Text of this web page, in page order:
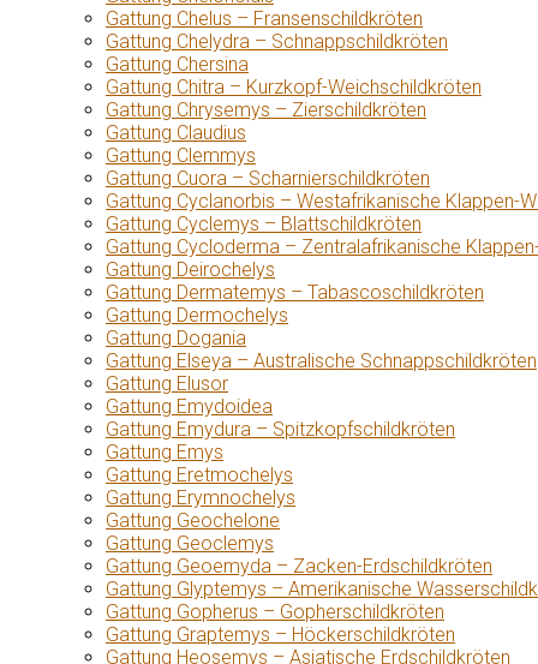
Gattung Chelus – Fransenschildkröten
Gattung Chelydra – Schnappschildkröten
Gattung Chersina
Gattung Chitra – Kurzkopf-Weichschildkröten
Gattung Chrysemys – Zierschildkröten
Gattung Claudius
Gattung Clemmys
Gattung Cuora – Scharnierschildkröten
Gattung Cyclanorbis – Westafrikanische Klappen-
Gattung Cyclemys – Blattschildkröten
Gattung Cycloderma – Zentralafrikanische
Gattung Deirochelys
Gattung Dermatemys – Tabascoschildkröten
Gattung Dermochelys
Gattung Dogania
Gattung Elseya – Australische Schnappschildkröten
Gattung Elusor
Gattung Emydoidea
Gattung Emydura – Spitzkopfschildkröten
Gattung Emys
Gattung Eretmochelys
Gattung Erymnochelys
Gattung Geochelone
Gattung Geoclemys
Gattung Geoemyda – Zacken-Erdschildkröten
Gattung Glyptemys – Amerikanische
Gattung Gopherus – Gopherschildkröten
Gattung Graptemys – Höckerschildkröten
Gattung Heosemys – Asiatische Erdschildkröten